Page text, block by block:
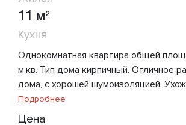
11 м2
Кухня
Однокомнатная квартира общей
м.кв. Тип дома кирпичный. Отличное
дома, с хорошей шумоизоляцией.
Подробнее
Цена